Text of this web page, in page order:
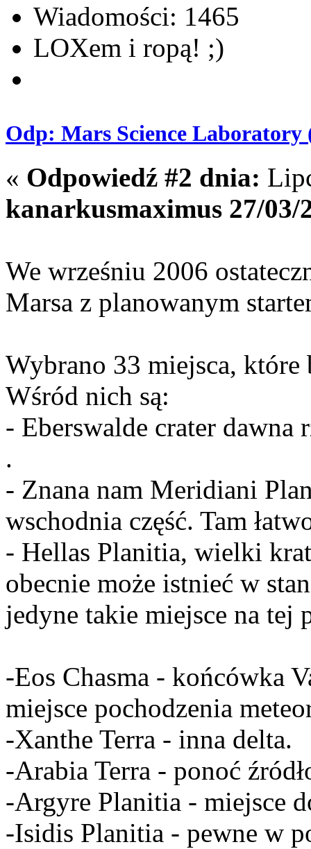
Wiadomości: 1465
LOXem i ropą! ;)
Odp: Mars Science
« Odpowiedź #2 dnia:
kanarkusmaximus 27/03/
We wrześniu 2006
Marsa z planowanym
Wybrano 33 miejsca, które
Wśród nich są:
- Eberswalde crater dawna
.
- Znana nam Meridiani
wschodnia część. Tam
- Hellas Planitia, wielki
obecnie może istnieć w
jedyne takie miejsce na tej
-Eos Chasma - końcówka
miejsce pochodzenia
-Xanthe Terra - inna delta.
-Arabia Terra - ponoć
-Argyre Planitia - miejsce
-Isidis Planitia - pewne w